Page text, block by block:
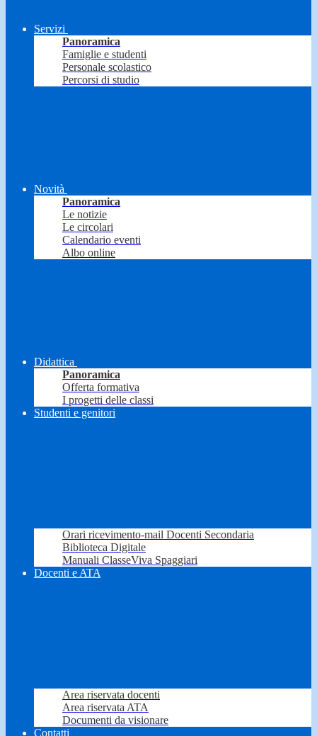
Servizi
Panoramica
Famiglie e studenti
Personale scolastico
Percorsi di studio
Novità
Panoramica
Le notizie
Le circolari
Calendario eventi
Albo online
Didattica
Panoramica
Offerta formativa
I progetti delle classi
Studenti e genitori
Orari ricevimento-mail Docenti Secondaria
Biblioteca Digitale
Manuali ClasseViva Spaggiari
Docenti e ATA
Area riservata docenti
Area riservata ATA
Documenti da visionare
Contatti